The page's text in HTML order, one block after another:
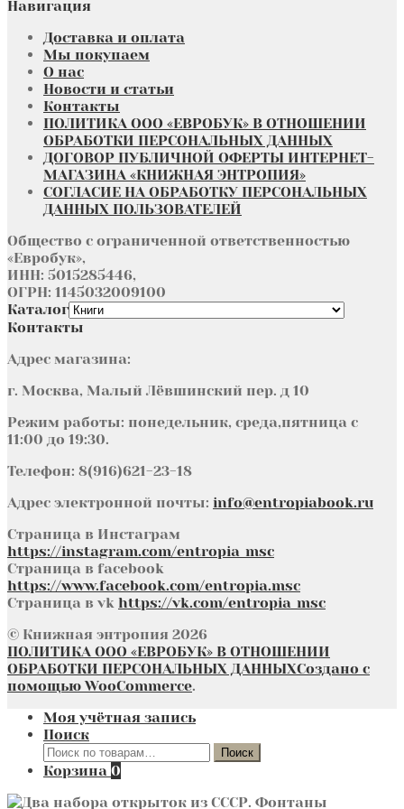
Навигация
Доставка и оплата
Мы покупаем
О нас
Новости и статьи
Контакты
ПОЛИТИКА ООО «ЕВРОБУК» В ОТНОШЕНИИ
ОБРАБОТКИ ПЕРСОНАЛЬНЫХ ДАННЫХ
ДОГОВОР ПУБЛИЧНОЙ ОФЕРТЫ ИНТЕРНЕТ-
МАГАЗИНА «КНИЖНАЯ ЭНТРОПИЯ»
СОГЛАСИЕ НА ОБРАБОТКУ ПЕРСОНАЛЬНЫХ
ДАННЫХ ПОЛЬЗОВАТЕЛЕЙ
Общество с ограниченной ответственностью
«Евробук»,
ИНН: 5015285446,
ОГРН: 1145032009100
Каталог
Контакты
Адрес магазина:
г. Москва, Малый Лёвшинский пер. д 10
Режим работы: понедельник, среда,пятница с
11:00 до 19:30.
Телефон: 8(916)621-23-18
Адрес электронной почты: info@entropiabook.ru
Страница в Инстаграм
https://instagram.com/entropia_msc
Страница в facebook
https://www.facebook.com/entropia.msc
Страница в vk https://vk.com/entropia_msc
© Книжная энтропия 2026
ПОЛИТИКА ООО «ЕВРОБУК» В ОТНОШЕНИИ
ОБРАБОТКИ ПЕРСОНАЛЬНЫХ ДАННЫХСоздано с
помощью WooCommerce.
Моя учётная запись
Поиск
Искать:
Поиск
Корзина 0